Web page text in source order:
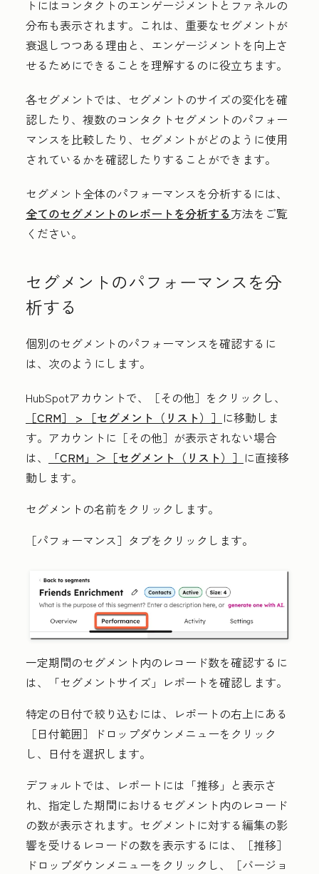
トにはコンタクトのエンゲージメントとファネルの
分布も表示されます。これは、重要なセグメントが
衰退しつつある理由と、エンゲージメントを向上さ
せるためにできることを理解するのに役立ちます。
各セグメントでは、セグメントのサイズの変化を確
認したり、複数のコンタクトセグメントのパフォー
マンスを比較したり、セグメントがどのように使用
されているかを確認したりすることができます。
セグメント全体のパフォーマンスを分析するには、
全てのセグメントのレポートを分析する方法をご覧
ください。
セグメントのパフォーマンスを分
析する
個別のセグメントのパフォーマンスを確認するに
は、次のようにします。
HubSpotアカウントで、
［その他］をクリックし、
［CRM］ >
［セグメント（リスト）］ に移動しま
す。アカウントに ［その他］が表示されない場合
は、
「CRM」＞ ［セグメント（リスト）］ に直接移
動します。
セグメントの名前をクリックします。
［パフォーマンス］タブをクリックします。
一定期間のセグメント内のレコード数を確認するに
は、
「セグメントサイズ」 レポートを確認します。
特定の日付で絞り込むには、レポートの右上にある
［日付範囲］ドロップダウンメニューをクリック
し、
日付を選択します。
デフォルトでは、レポートには 「推移」と表示さ
れ、指定した期間におけるセグメント内のレコード
の数が表示されます。セグメントに対する編集の影
響を受けるレコードの数を表示するには、
［推移］
ドロップダウンメニューをクリックし、
［バージョ